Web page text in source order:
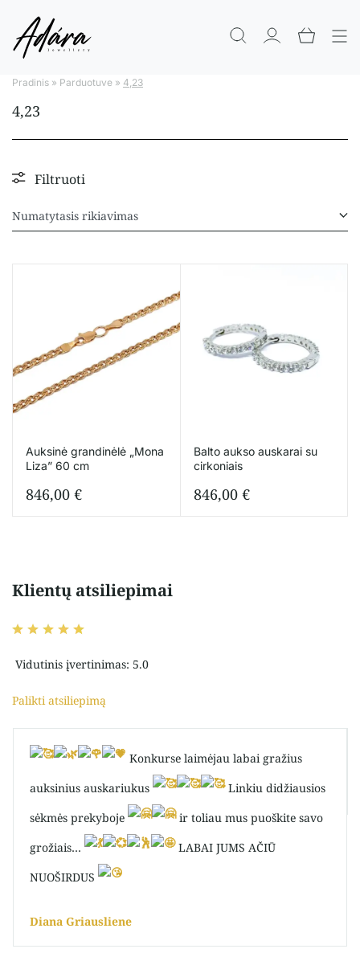
Pradinis » Parduotuve » 4,23
4,23
Filtruoti
Auksinė grandinėlė „Mona
Liza” 60 cm
846,00 €
Balto aukso auskarai su
cirkoniais
846,00 €
Klientų atsiliepimai
Vidutinis įvertinimas: 5.0
Palikti atsiliepimą
Konkurse laimėjau labai gražius
auksinius auskariukus
Linkiu didžiausios
sėkmės prekyboje
ir toliau mus puoškite savo
grožiais…
LABAI JUMS AČIŪ
NUOŠIRDUS
Diana Griausliene